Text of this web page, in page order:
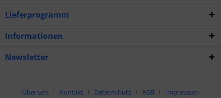
Lieferprogramm
Informationen
Newsletter
Über uns Kontakt Datenschutz AGB Impressum